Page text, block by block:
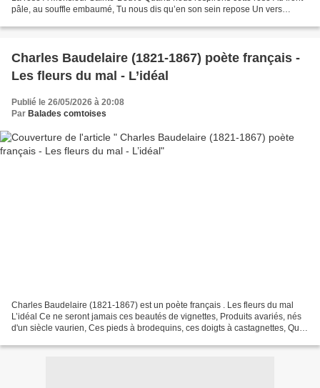
pâle, au souffle embaumé, Tu nous dis qu’en son sein repose Un vers
Charles Baudelaire (1821-1867) poète français -
Les fleurs du mal - L’idéal
Publié le 26/05/2026 à 20:08
Par Balades comtoises
Charles Baudelaire (1821-1867) est un poète français . Les fleurs du mal
L’idéal Ce ne seront jamais ces beautés de vignettes, Produits avariés, nés
d'un siècle vaurien, Ces pieds à brodequins, ces doigts à castagnettes, Qui